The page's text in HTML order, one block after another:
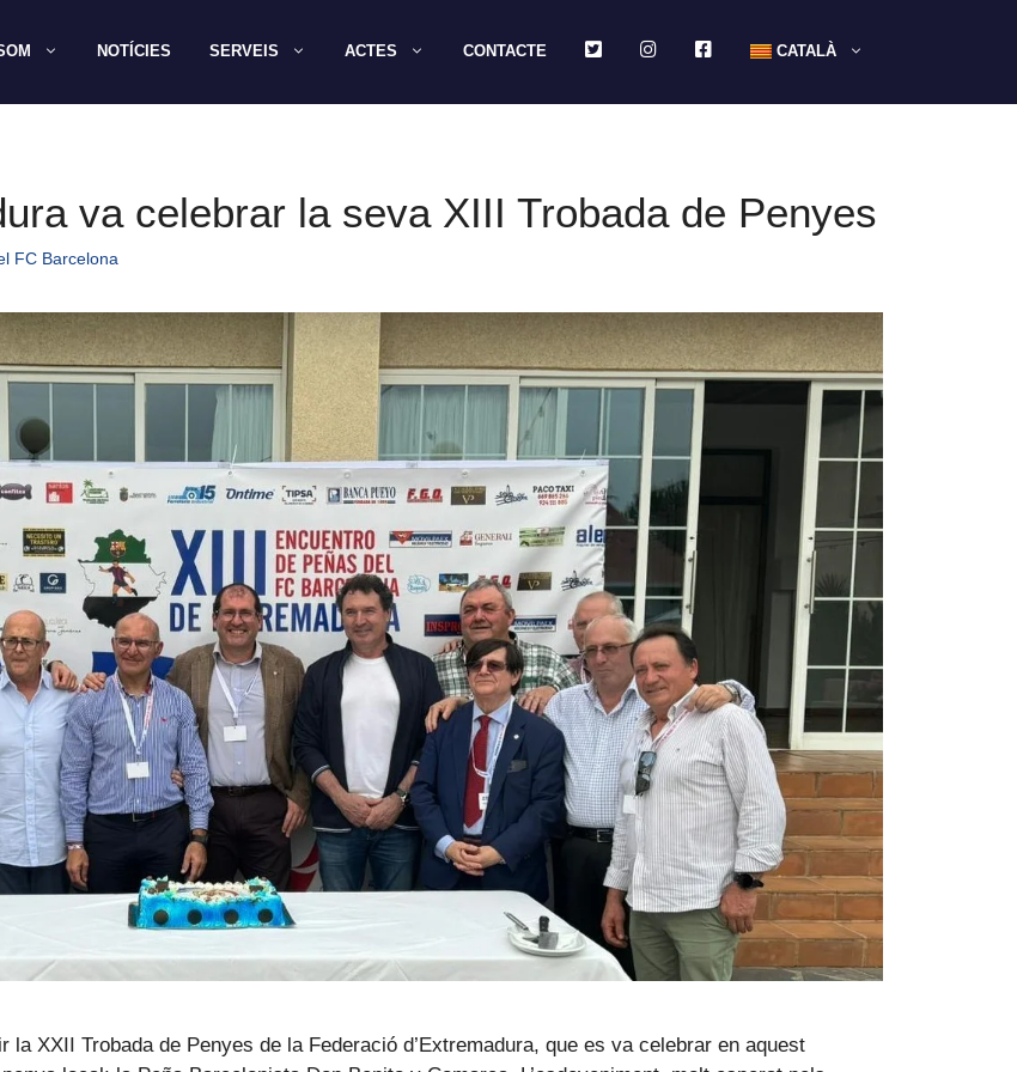
NOTÍCIES SERVEIS ACTES CONTACTE TWITTERINSTAGRAMFACEBOOKCATALÀ
va celebrar la seva XIII Trobada de Penyes
FC Barcelona
XXII Trobada de Penyes de la Federació d’Extremadura, que es va celebrar en aquest